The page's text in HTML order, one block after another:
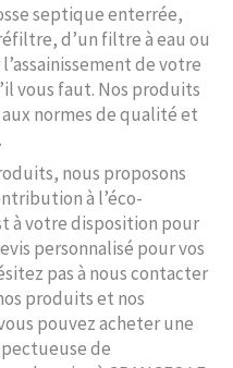
septique enterrée,
d’un filtre à eau ou
de votre
vous faut. Nos produits
normes de qualité et
nous proposons
à l’éco-
à votre disposition pour
personnalisé pour vos
pas à nous contacter
produits et nos
pouvez acheter une
de